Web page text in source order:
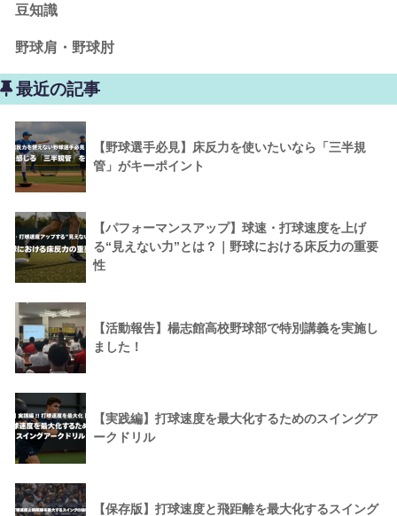
豆知識
野球肩・野球肘
最近の記事
【野球選手必見】床反力を使いたいなら「三半規
管」がキーポイント
【パフォーマンスアップ】球速・打球速度を上げ
る“見えない力”とは？｜野球における床反力の重要
性
【活動報告】楊志館高校野球部で特別講義を実施し
ました！
【実践編】打球速度を最大化するためのスイングア
ークドリル
【保存版】打球速度と飛距離を最大化するスイング